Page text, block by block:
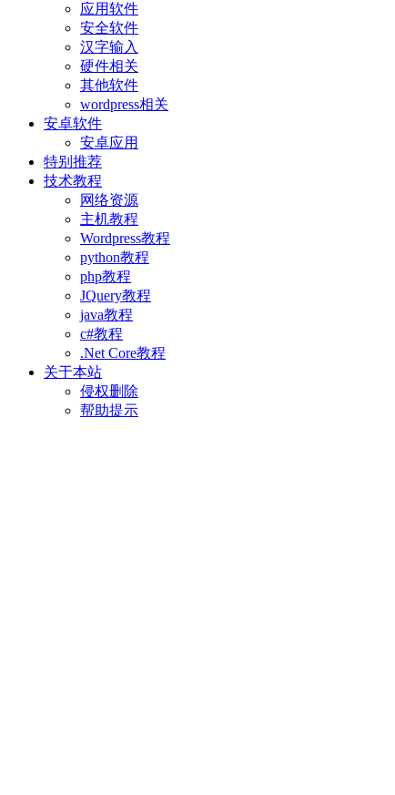
应用软件
安全软件
汉字输入
硬件相关
其他软件
wordpress相关
安卓软件
安卓应用
特别推荐
技术教程
网络资源
主机教程
Wordpress教程
python教程
php教程
JQuery教程
java教程
c#教程
.Net Core教程
关于本站
侵权删除
帮助提示